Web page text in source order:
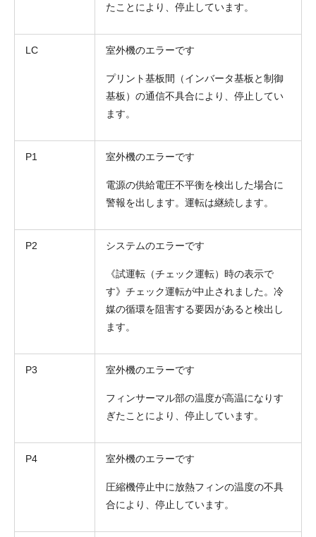
たことにより、停止しています。
LC 室外機のエラーです
プリント基板間（インバータ基板と制御
基板）の通信不具合により、停止してい
ます。
P1 室外機のエラーです
電源の供給電圧不平衡を検出した場合に
警報を出します。運転は継続します。
P2 システムのエラーです
《試運転（チェック運転）時の表示で
す》チェック運転が中止されました。冷
媒の循環を阻害する要因があると検出し
ます。
P3 室外機のエラーです
フィンサーマル部の温度が高温になりす
ぎたことにより、停止しています。
P4 室外機のエラーです
圧縮機停止中に放熱フィンの温度の不具
合により、停止しています。